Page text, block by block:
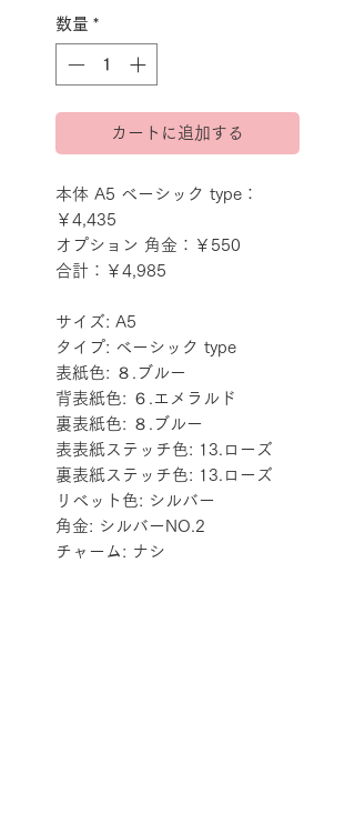
数量 *
カートに追加する
本体 A5 ベーシック type：
￥4,435
オプション 角金：￥550
合計：￥4,985
サイズ: A5
タイプ: ベーシック type
表紙色: ８.ブルー
背表紙色: ６.エメラルド
裏表紙色: ８.ブルー
表表紙ステッチ色: 13.ローズ
裏表紙ステッチ色: 13.ローズ
リベット色: シルバー
角金: シルバーNO.2
チャーム: ナシ